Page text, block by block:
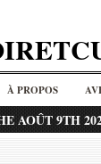
À PROPOS
AOÛT 9TH